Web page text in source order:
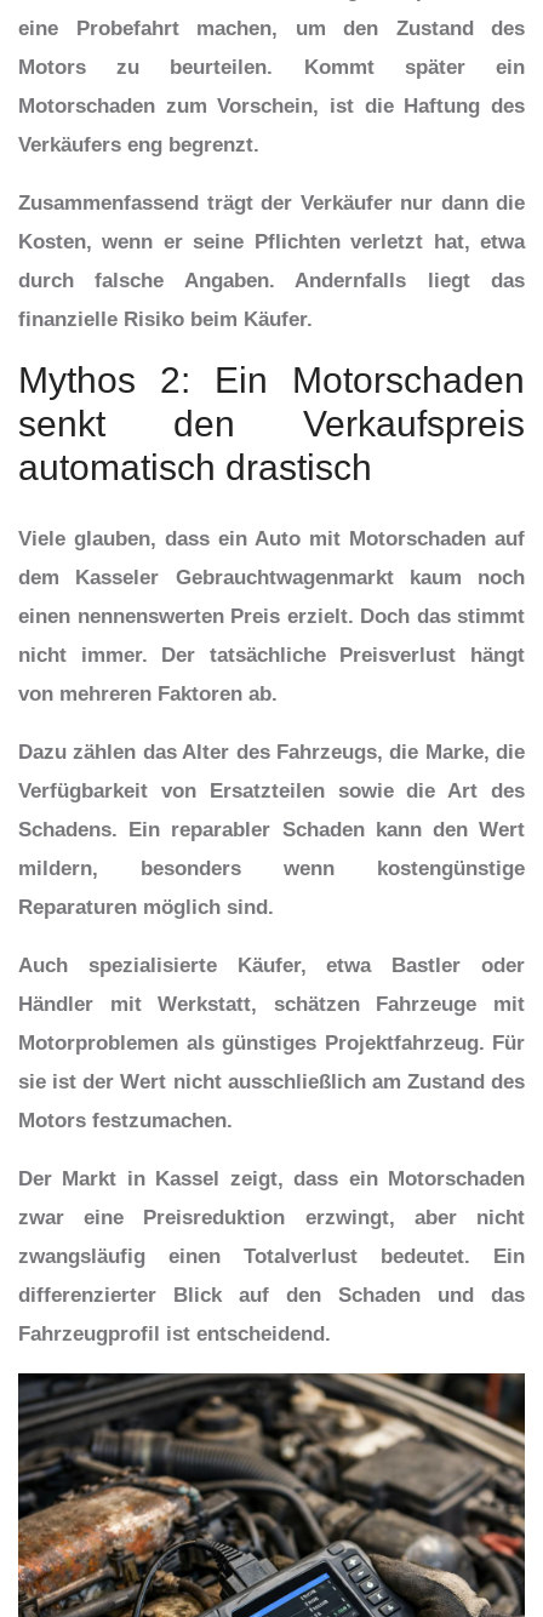
eine Probefahrt machen, um den Zustand des
Motors zu beurteilen. Kommt später ein
Motorschaden zum Vorschein, ist die Haftung des
Verkäufers eng begrenzt.
Zusammenfassend trägt der Verkäufer nur dann die
Kosten, wenn er seine Pflichten verletzt hat, etwa
durch falsche Angaben. Andernfalls liegt das
finanzielle Risiko beim Käufer.
Mythos 2: Ein Motorschaden
senkt den Verkaufspreis
automatisch drastisch
Viele glauben, dass ein Auto mit Motorschaden auf
dem Kasseler Gebrauchtwagenmarkt kaum noch
einen nennenswerten Preis erzielt. Doch das stimmt
nicht immer. Der tatsächliche Preisverlust hängt
von mehreren Faktoren ab.
Dazu zählen das Alter des Fahrzeugs, die Marke, die
Verfügbarkeit von Ersatzteilen sowie die Art des
Schadens. Ein reparabler Schaden kann den Wert
mildern, besonders wenn kostengünstige
Reparaturen möglich sind.
Auch spezialisierte Käufer, etwa Bastler oder
Händler mit Werkstatt, schätzen Fahrzeuge mit
Motorproblemen als günstiges Projektfahrzeug. Für
sie ist der Wert nicht ausschließlich am Zustand des
Motors festzumachen.
Der Markt in Kassel zeigt, dass ein Motorschaden
zwar eine Preisreduktion erzwingt, aber nicht
zwangsläufig einen Totalverlust bedeutet. Ein
differenzierter Blick auf den Schaden und das
Fahrzeugprofil ist entscheidend.